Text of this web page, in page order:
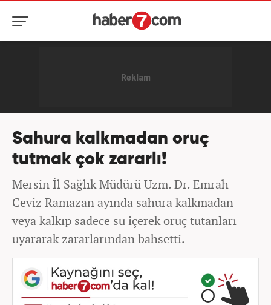
Sahura kalkmadan oruç
tutmak çok zararlı!
Mersin İl Sağlık Müdürü Uzm. Dr. Emrah
Ceviz Ramazan ayında sahura kalkmadan
veya kalkıp sadece su içerek oruç tutanları
uyararak zararlarından bahsetti.